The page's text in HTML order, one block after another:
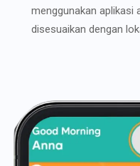
menggunakan aplikasi
disesuaikan dengan